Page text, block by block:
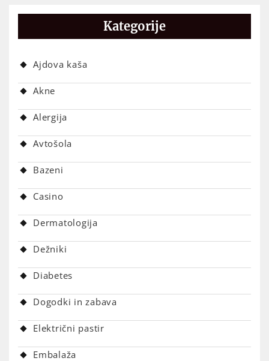
Kategorije
Ajdova kaša
Akne
Alergija
Avtošola
Bazeni
Casino
Dermatologija
Dežniki
Diabetes
Dogodki in zabava
Električni pastir
Embalaža